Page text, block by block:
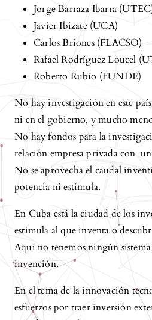
Jorge Barraza Ibarra
Javier Ibizate (UCA)
Carlos Briones (FLACSO)
Rafael Rodríguez Loucel
Roberto Rubio (FUNDE)
No hay investigación en este
ni en el gobierno, y mucho
No hay fondos para la
relación empresa privada con
No se aprovecha el caudal
potencia ni estimula.
En Cuba está la ciudad de los
estimula al que inventa o
Aquí no tenemos ningún
invención.
En el tema de la innovación
esfuerzos por traer inversión